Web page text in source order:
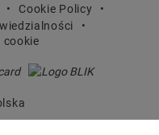
Cookie Policy
cookie